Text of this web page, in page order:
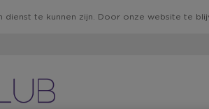
te kunnen zijn. Door onze website te